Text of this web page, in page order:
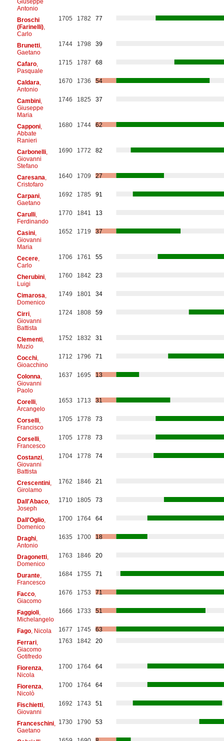
Antonio
Broschi
(Farinelli),
Carlo
1705 1782 77
Brunetti,
Gaetano
1744 1798 39
Cafaro,
Pasquale
1715 1787 68
Caldara
Antonio
1670 1736 54
Cambini,
Giuseppe
Maria
1746 1825 37
Capponi,
Abbate
Ranieri
1680 1744 62
Carbonelli,
Giovanni
Stefano
1690 1772 82
Caresana
Cristofaro
1640 1709 27
Carpani,
Gaetano
1692 1785 91
Carulli,
Ferdinando
1770 1841 13
Casini,
Giovanni
Maria
1652 1719 37
Cecere,
Carlo
1706 1761 55
Cherubini,
Luigi
1760 1842 23
Cimarosa
Domenico
1749 1801 34
Cirri,
Giovanni
Battista
1724 1808 59
Clementi,
Muzio
1752 1832 31
Cocchi,
Gioacchino
1712 1796 71
Colonna
Giovanni
Paolo
1637 1695 13
Corelli,
Arcangelo
1653 1713 31
Corselli,
Francisco
1705 1778 73
Corselli,
Francesco
1705 1778 73
Costanzi,
Giovanni
Battista
1704 1778 74
Crescentini,
Girolamo
1762 1846 21
Dall'Abaco,
Joseph
1710 1805 73
Dall'Oglio,
Domenico
1700 1764 64
Draghi,
Antonio
1635 1700 18
Dragonetti,
Domenico
1763 1846 20
Durante,
Francesco
1684 1755 71
Facco,
Giacomo
1676 1753 71
Faggioli,
Michelangelo
1666 1733 51
Fago, Nicola 1677 1745
63
Ferrari,
Giacomo
Gotifredo
1763 1842 20
Fiorenza
Nicola
1700 1764 64
Fiorenza
Nicolò
1700 1764 64
Fischietti,
Giovanni
1692 1743 51
Franceschini,
Gaetano
1730 1790 53